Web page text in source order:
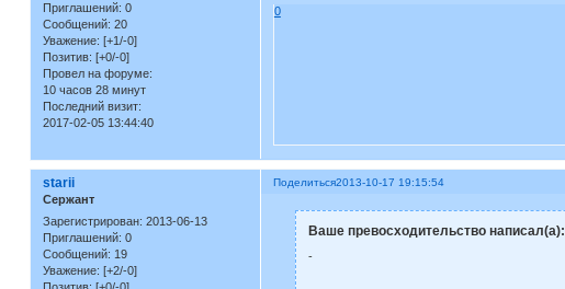
Приглашений: 0
Сообщений: 20
Уважение: [+1/-0]
Позитив: [+0/-0]
Провел на форуме:
10 часов 28 минут
Последний визит:
2017-02-05 13:44:40
0
Поделиться2013-10-17 19:15:54
starii
Сержант
Зарегистрирован: 2013-06-13
Приглашений: 0
Сообщений: 19
Уважение: [+2/-0]
Позитив: [+0/-0]
Ваше превосходительство написал(а):
-